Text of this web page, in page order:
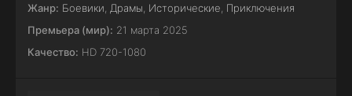
Жанр: Боевики Драмы Исторические Приключения
Премьера (мир): 21 марта 2025
Качество: HD 720-1080